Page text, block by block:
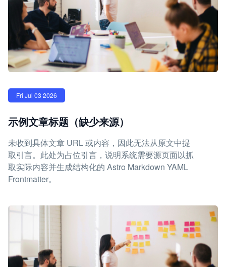
Fri Jul 03 2026
示例文章标题（缺少来源）
未收到具体文章 URL 或内容，因此无法从原文中提
取引言。此处为占位引言，说明系统需要源页面以抓
取实际内容并生成结构化的 Astro Markdown YAML
Frontmatter。